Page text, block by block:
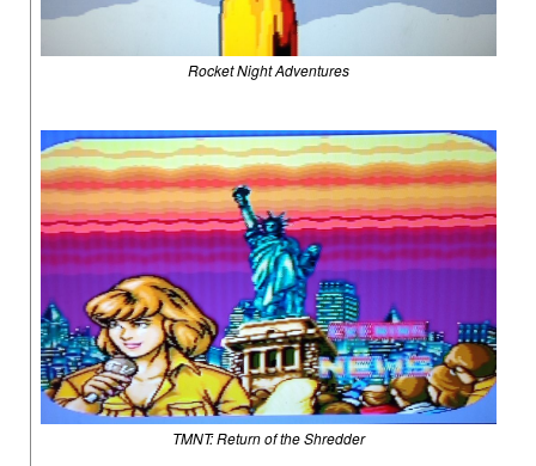
Rocket Night Adventures
TMNT: Return of the Shredder